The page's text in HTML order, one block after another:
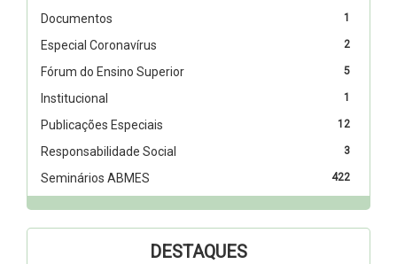
1
Documentos
2
Especial Coronavírus
5
Fórum do Ensino Superior
1
Institucional
12
Publicações Especiais
3
Responsabilidade Social
422
Seminários ABMES
DESTAQUES